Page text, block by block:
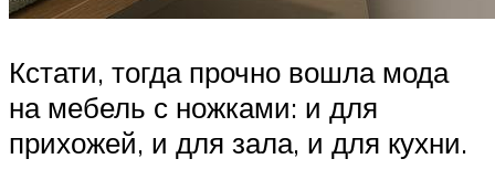
Кстати, тогда прочно вошла мода
на мебель с ножками: и для
прихожей, и для зала, и для кухни.